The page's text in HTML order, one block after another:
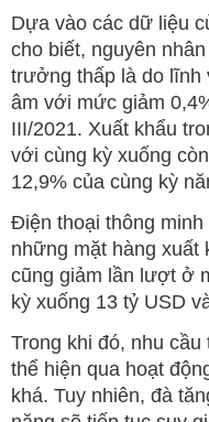
Dựa vào các dữ liệu
cho biết, nguyên
trưởng thấp là do lĩnh
âm với mức giảm
III/2021. Xuất khẩu
với cùng kỳ xuống
12,9% của cùng kỳ
Điện thoại thông
những mặt hàng xuất
cũng giảm lần lượt ở
kỳ xuống 13 tỷ USD
Trong khi đó, nhu
thể hiện qua hoạt
khá. Tuy nhiên, đà